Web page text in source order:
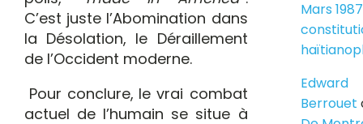
C’est juste l’Abomination dans
la Désolation, le Déraillement
de l’Occident moderne.
Pour conclure, le vrai combat
actuel de l’humain se situe à
Mars
Edward
Berrouet